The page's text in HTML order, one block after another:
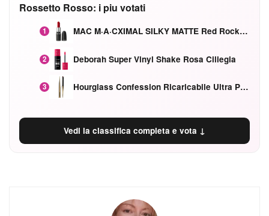
Rossetto Rosso: i piu votati
1 MAC M·A·CXIMAL SILKY MATTE Red Rock mat
2 Deborah Super Vinyl Shake Rosa Ciliegia
3 Hourglass Confession Ricaricabile Ultra Preciso Ad Alta Intensità Secretly Classic Red
Vedi la classifica completa e vota ↓